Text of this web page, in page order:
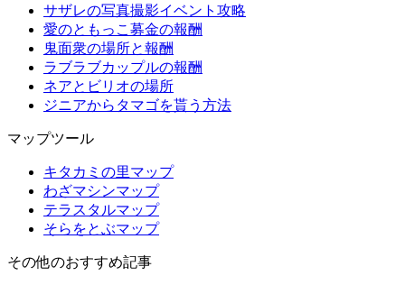
サザレの写真撮影イベント攻略
愛のともっこ募金の報酬
鬼面衆の場所と報酬
ラブラブカップルの報酬
ネアとビリオの場所
ジニアからタマゴを貰う方法
マップツール
キタカミの里マップ
わざマシンマップ
テラスタルマップ
そらをとぶマップ
その他のおすすめ記事